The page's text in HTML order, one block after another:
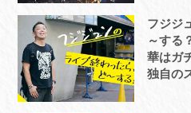
フジジ
～する
華はガ
独自の